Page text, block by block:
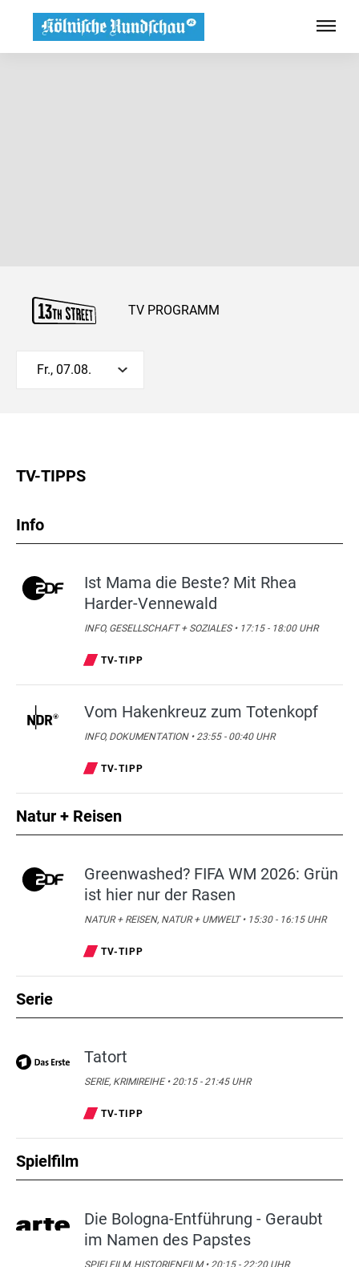
TV PROGRAMM
Fr., 07.08.
TV-TIPPS
Info
Ist Mama die Beste? Mit Rhea
Harder-Vennewald
INFO, GESELLSCHAFT + SOZIALES • 17:15 - 18:00 UHR
TV-TIPP
Vom Hakenkreuz zum Totenkopf
INFO, DOKUMENTATION • 23:55 - 00:40 UHR
TV-TIPP
Natur + Reisen
Greenwashed? FIFA WM 2026: Grün
ist hier nur der Rasen
NATUR + REISEN, NATUR + UMWELT • 15:30 - 16:15 UHR
TV-TIPP
Serie
Tatort
SERIE, KRIMIREIHE • 20:15 - 21:45 UHR
TV-TIPP
Spielfilm
Die Bologna-Entführung - Geraubt
im Namen des Papstes
SPIELFILM, HISTORIENFILM • 20:15 - 22:20 UHR